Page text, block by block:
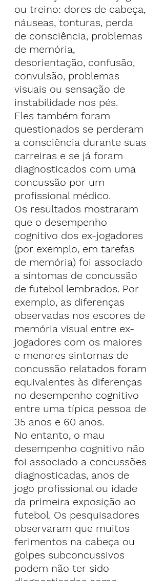
ou treino: dores de cabeça,
náuseas, tonturas, perda
de consciência, problemas
de memória,
desorientação, confusão,
convulsão, problemas
visuais ou sensação de
instabilidade nos pés.
Eles também foram
questionados se perderam
a consciência durante suas
carreiras e se já foram
diagnosticados com uma
concussão por um
profissional médico.
Os resultados mostraram
que o desempenho
cognitivo dos ex-jogadores
(por exemplo, em tarefas
de memória) foi associado
a sintomas de concussão
de futebol lembrados. Por
exemplo, as diferenças
observadas nos escores de
memória visual entre ex-
jogadores com os maiores
e menores sintomas de
concussão relatados foram
equivalentes às diferenças
no desempenho cognitivo
entre uma típica pessoa de
35 anos e 60 anos.
No entanto, o mau
desempenho cognitivo não
foi associado a concussões
diagnosticadas, anos de
jogo profissional ou idade
da primeira exposição ao
futebol. Os pesquisadores
observaram que muitos
ferimentos na cabeça ou
golpes subconcussivos
podem não ter sido